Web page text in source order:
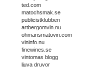
ted.com
matochsmak.se
publicistklubben
artbergomvin.nu
ohmansmatovin.com
vininfo.nu
finewines.se
vintomas blogg
ljuva druvor